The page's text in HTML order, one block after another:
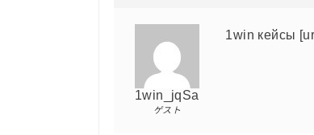
1win_jqSa
ゲスト
1win кейсы